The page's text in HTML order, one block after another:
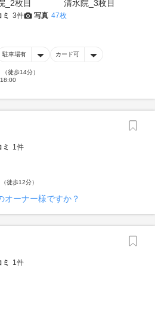
ミ 3件 写真 47枚
駐車場有 カード可
徒歩14分）
ミ 1件
徒歩12分）
オーナー様ですか？
ミ 1件